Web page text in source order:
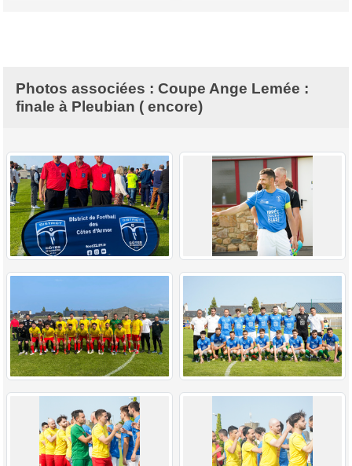
Photos associées : Coupe Ange Lemée :
finale à Pleubian ( encore)